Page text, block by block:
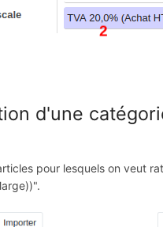
d'une
pour lesquels on veut